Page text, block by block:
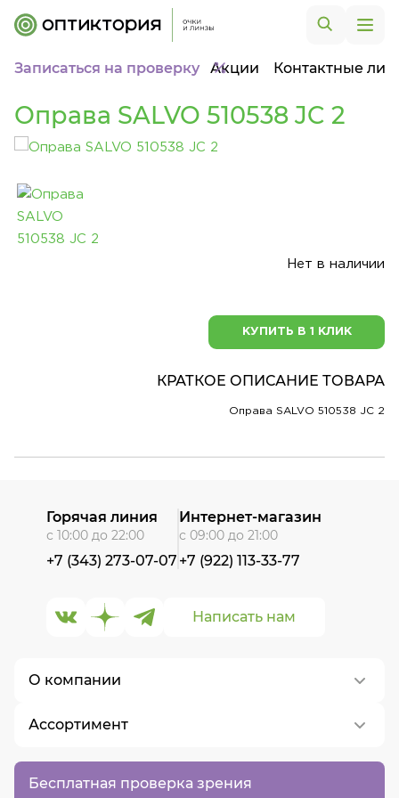
Записаться на проверку Акции Контактные
Оправа SALVO 510538 JC 2
Нет в наличии
КУПИТЬ В 1 КЛИК
КРАТКОЕ ОПИСАНИЕ ТОВАРА
Оправа SALVO 510538 JC 2
Бесплатная проверка зрения
О компании
О нас
Контакты
Вакансии
Ассортимент
Написать нам
Горячая линия
с 10:00 до 22:00
+7 (343) 273-07-07
Интернет-магазин
с 09:00 до 21:00
+7 (922) 113-33-77